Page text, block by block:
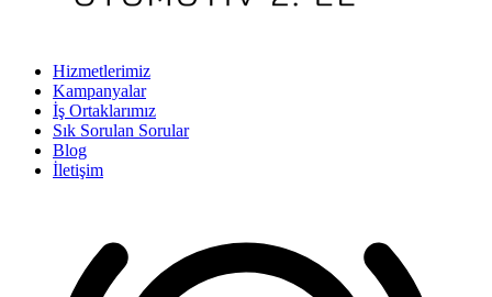
Hizmetlerimiz
Kampanyalar
İş Ortaklarımız
Sık Sorulan Sorular
Blog
İletişim